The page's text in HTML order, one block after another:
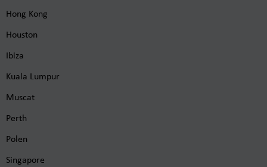
Hong Kong
Houston
Ibiza
Kuala Lumpur
Muscat
Perth
Polen
Singapore